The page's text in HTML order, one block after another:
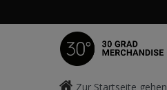
Zur Startseite gehen